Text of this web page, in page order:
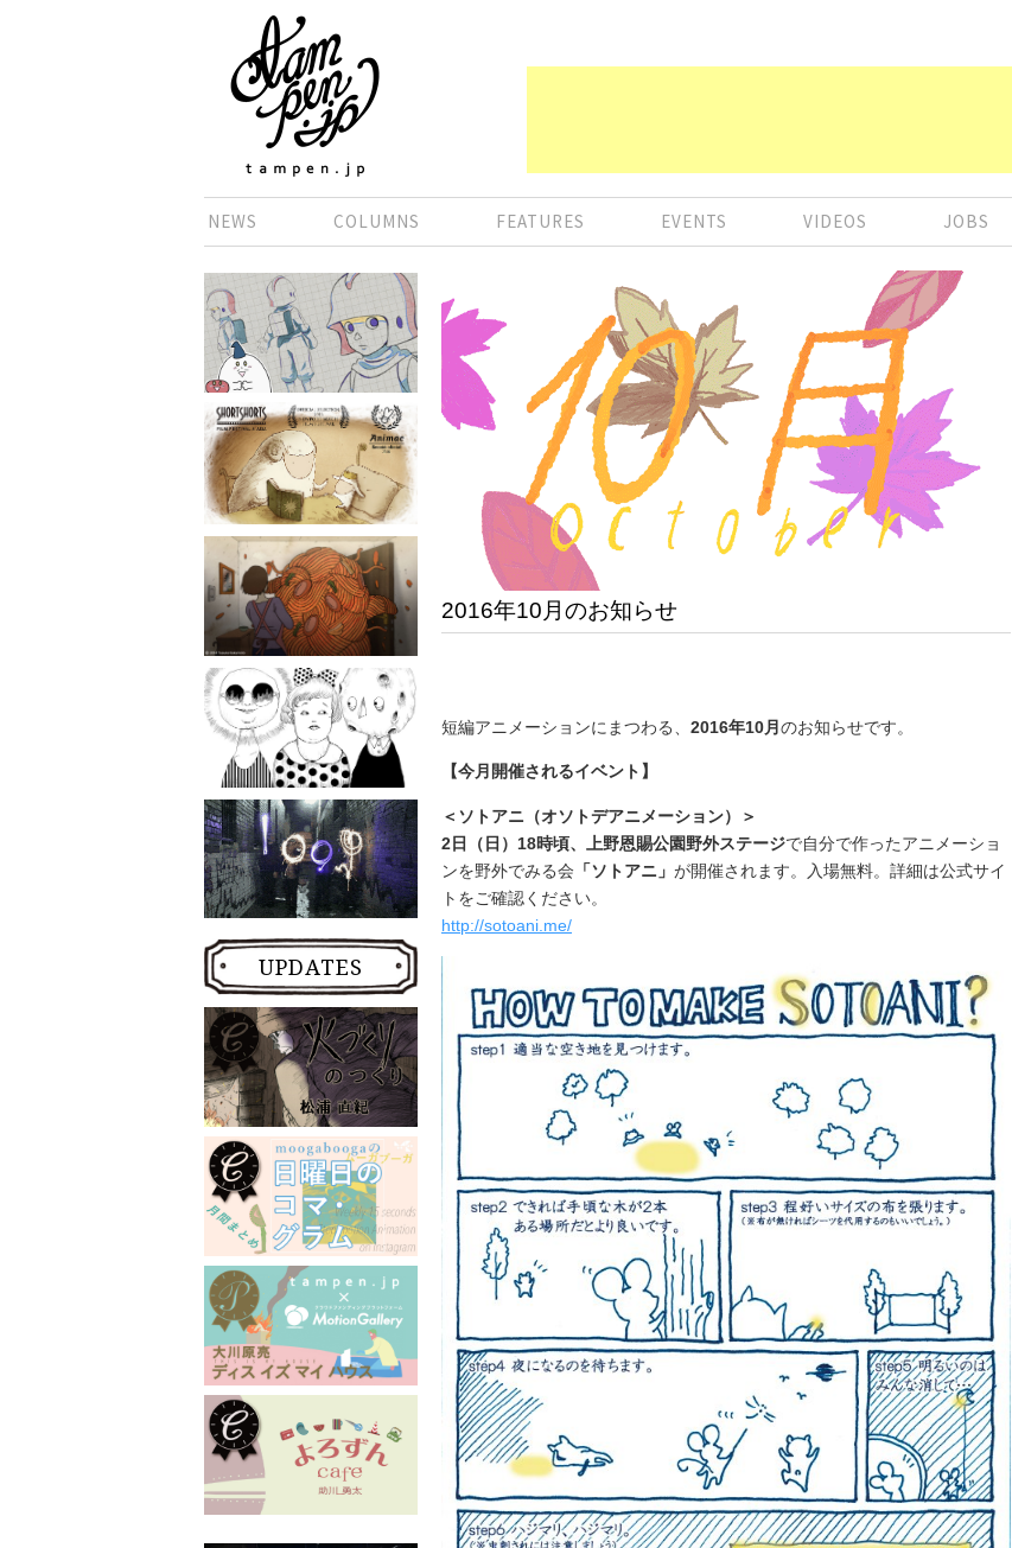
NEWS COLUMNS FEATURES EVENTS VIDEOS JOBS
UPDATES
2016年10月のお知らせ
短編アニメーションにまつわる、 2016年10月 のお知らせです。
【今月開催されるイベント】
＜ ソトアニ （オソトデアニメーション）
＞
2日（日）18時頃、
上野恩賜公園野外ステージで自分で作ったアニメーショ
ンを野外でみる会 「ソトアニ」 が開催されます。 入場無料。 詳細は公式サイ
トをご確認ください。
http://sotoani.me/